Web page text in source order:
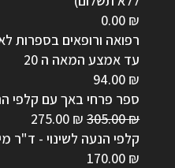
0.00 ₪
רפואה ורופאים בספרות
עד אמצע המאה ה 20
94.00 ₪
ספר פרחי באך עם קלפי
305.00₪
המחיר
המקורי
275.00 ₪
המחיר
קלפי הנעה לשינוי - ד"ר
170.00 ₪